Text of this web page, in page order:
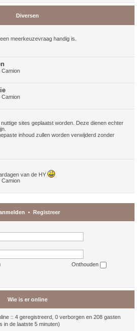
Diversen
meerkeuzevraag handig is.
Camion
Camion
sites geplaatst worden. Deze dienen echter
inhoud zullen worden verwijderd zonder
van de HY
Camion
• Registreer
Onthouden
Wie is er online
:: 4 geregistreerd, 0 verborgen en 208 gasten
in de laatste 5 minuten)